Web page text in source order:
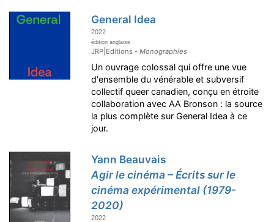
General Idea
2022
édition anglaise
JRP|Editions -Monographies
Un ouvrage colossal qui offre une vue
d'ensemble du vénérable et subversif
collectif queer canadien, conçu en étroite
collaboration avec AA Bronson : la source
la plus complète sur General Idea à ce
jour.
Yann Beauvais
Agir le cinéma – Écrits sur le
cinéma expérimental (1979-
2020)
2022